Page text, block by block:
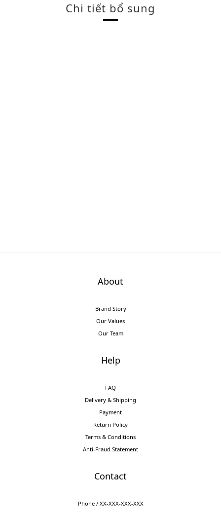
Chi tiết bổ sung
About
Brand Story
Our Values
Our Team
Help
FAQ
Delivery & Shipping
Payment
Return Policy
Terms & Conditions
Anti-Fraud Statement
Contact
Phone / XX-XXX-XXX-XXX